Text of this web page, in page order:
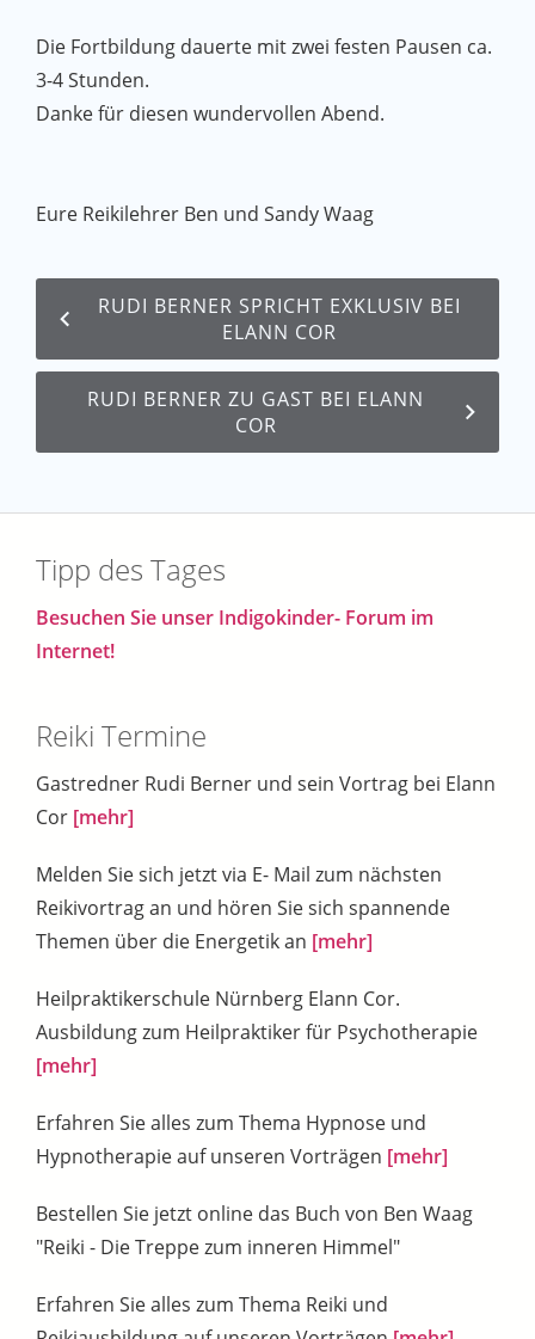
Die Fortbildung dauerte mit zwei festen Pausen ca.
3-4 Stunden.
Danke für diesen wundervollen Abend.
Eure Reikilehrer Ben und Sandy Waag
RUDI BERNER SPRICHT EXKLUSIV BEI
ELANN COR
RUDI BERNER ZU GAST BEI ELANN
COR
Tipp des Tages
Besuchen Sie unser Indigokinder- Forum im
Internet!
Reiki Termine
Gastredner Rudi Berner und sein Vortrag bei Elann
Cor [mehr]
Melden Sie sich jetzt via E- Mail zum nächsten
Reikivortrag an und hören Sie sich spannende
Themen über die Energetik an [mehr]
Heilpraktikerschule Nürnberg Elann Cor.
Ausbildung zum Heilpraktiker für Psychotherapie
[mehr]
Erfahren Sie alles zum Thema Hypnose und
Hypnotherapie auf unseren Vorträgen [mehr]
Bestellen Sie jetzt online das Buch von Ben Waag
"Reiki - Die Treppe zum inneren Himmel"
Erfahren Sie alles zum Thema Reiki und